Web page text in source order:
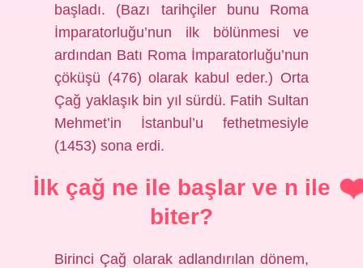
başladı. (Bazı tarihçiler bunu Roma
İmparatorluğu’nun ilk bölünmesi ve
ardından Batı Roma İmparatorluğu’nun
çöküşü (476) olarak kabul eder.) Orta
Çağ yaklaşık bin yıl sürdü. Fatih Sultan
Mehmet’in İstanbul’u fethetmesiyle
(1453) sona erdi.
İlk çağ ne ile başlar ve n ile
biter?
Birinci Çağ olarak adlandırılan dönem,